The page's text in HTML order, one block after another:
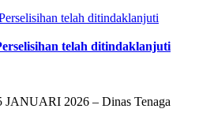
telah ditindaklanjuti
2026 – Dinas Tenaga